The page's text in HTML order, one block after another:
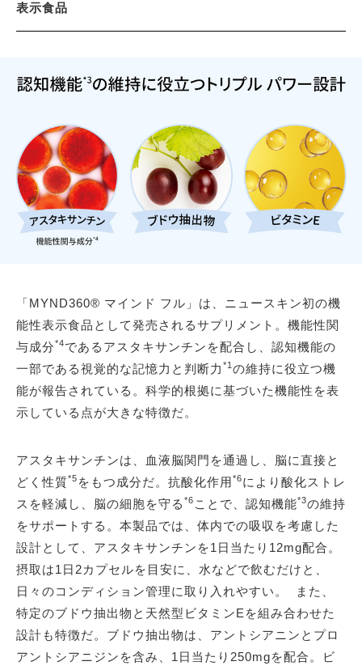
表示食品
「MYND360® マインド フル」は、ニュースキン初の機
能性表示食品として発売されるサプリメント。機能性関
与成分*4であるアスタキサンチンを配合し、認知機能の
一部である視覚的な記憶力と判断力 *1 の維持に役立つ機
能が報告されている。科学的根拠に基づいた機能性を表
示している点が大きな特徴だ。
アスタキサンチンは、血液脳関門を通過し、脳に直接と
どく性質*5 をもつ成分だ。抗酸化作用*6により酸化ストレ
スを軽減し、脳の細胞を守る *6 ことで、認知機能*3の維持
をサポートする。本製品では、体内での吸収を考慮した
設計として、アスタキサンチンを1日当たり12mg配合。
摂取は1日2カプセルを目安に、水などで飲むだけと、
日々のコンディション管理に取り入れやすい。 また、
特定のブドウ抽出物と天然型ビタミンEを組み合わせた
設計も特徴だ。ブドウ抽出物は、アントシアニンとプロ
アントシアニジンを含み、1日当たり250mgを配合。ビ